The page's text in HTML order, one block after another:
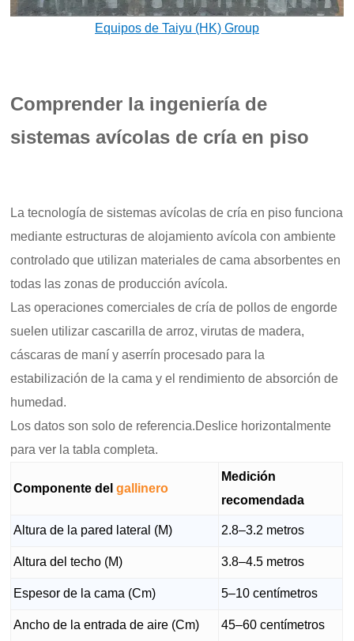
Equipos de Taiyu (HK) Group
Comprender la ingeniería de
sistemas avícolas de cría en piso
La tecnología de sistemas avícolas de cría en piso funciona
mediante estructuras de alojamiento avícola con ambiente
controlado que utilizan materiales de cama absorbentes en
todas las zonas de producción avícola.
Las operaciones comerciales de cría de pollos de engorde
suelen utilizar cascarilla de arroz, virutas de madera,
cáscaras de maní y aserrín procesado para la
estabilización de la cama y el rendimiento de absorción de
humedad.
Los datos son solo de referencia.Deslice horizontalmente
para ver la tabla completa.
Componente delgallinero
Medición
recomendada
Altura de la pared lateral (M) 2.8–3.2 metros
Altura del techo (M) 3.8–4.5 metros
Espesor de la cama (Cm) 5–10 centímetros
Ancho de la entrada de aire (Cm) 45–60 centímetros